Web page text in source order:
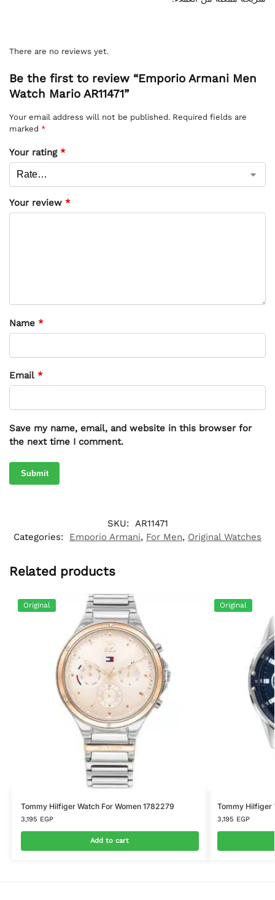
There are no reviews yet.
Be the first to review “Emporio Armani Men
Watch Mario AR11471”
Your email address will not be published. Required fields are
marked *
Your rating *
Your review *
Name *
Email *
Save my name, email, and website in this browser for
the next time I comment.
SKU: AR11471
Categories:
Emporio Armani, For Men, Original Watches
Related products
Original
Tommy Hilfiger Watch For Women 1782279
3,195 EGP
Add to cart
Original
Tommy Hilfiger
3,195 EGP